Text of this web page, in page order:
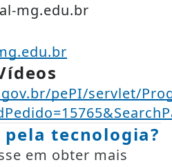
mg.edu.br
pePI/servlet/
tecnologia?
em obter mais